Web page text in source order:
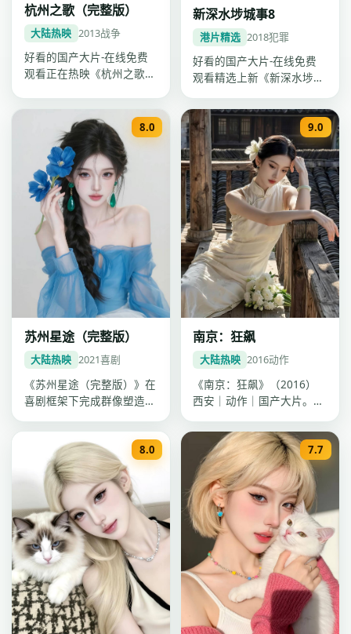
杭州之歌（完整版）
大陆热映 2013战争
好看的国产大片-在线免费
观看正在热映《杭州之歌
新深水埗城事8
港片精选 2018犯罪
好看的国产大片-在线免费
观看精选上新《新深水埗城
产大…
8.0
苏州星途（完整版）
大陆热映 2021喜剧
《苏州星途（完整版）》在
喜剧框架下完成群像塑造，
2021年…
9.0
南京：狂飙
大陆热映 2016动作
《南京：狂飙》（2016）
西安｜动作｜国产大片。导
涛、肖战…
8.0 7.7